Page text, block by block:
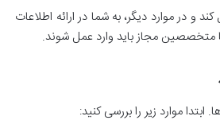
و در موارد دیگر، به شما در ارائه اطلاعات
متخصصین مجاز باید وارد عمل شوند.
موارد زیر را بررسی کنید: